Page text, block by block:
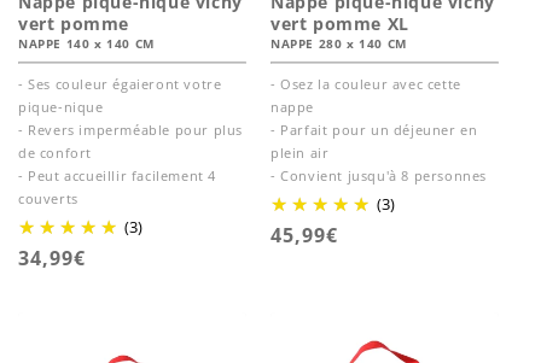
vert pomme
NAPPE 140 x 140 CM
- Ses couleur égaieront votre
pique-nique
- Revers imperméable pour plus
de confort
- Peut accueillir facilement 4
couverts
(3)
Prix
34,99€
vert pomme XL
NAPPE 280 x 140 CM
- Osez la couleur avec cette
nappe
- Parfait pour un déjeuner en
plein air
- Convient jusqu'à 8 personnes
(3)
Prix
45,99€